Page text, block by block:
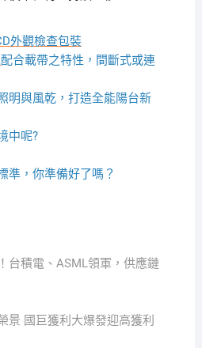
外觀檢查包裝
配合載帶之特性，間斷式或連
明與風乾，打造全能陽台新
中呢?
準，你準備好了嗎？
台積電、ASML領軍，供應鏈
景 國巨獲利大爆發迎高獲利